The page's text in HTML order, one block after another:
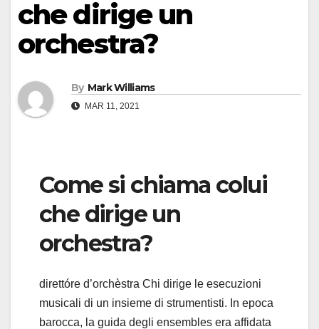
che dirige un
orchestra?
By Mark Williams
MAR 11, 2021
Come si chiama colui
che dirige un
orchestra?
direttóre d’orchèstra Chi dirige le esecuzioni
musicali di un insieme di strumentisti. In epoca
barocca, la guida degli ensembles era affidata